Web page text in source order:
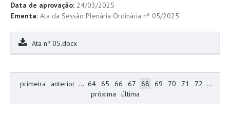
Data de aprovação: 24/03/2025
Ementa: Ata da Sessão Plenária Ordinária nº 05/2025
Ata nº 05.docx
primeira anterior ... 64 65 66 67 68 69 70 71 72 ...
próxima
última